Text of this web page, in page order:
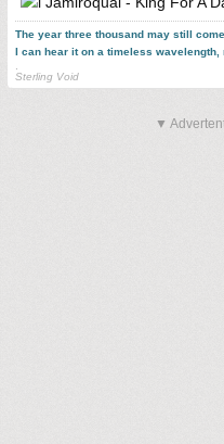
The year three thousand may still
I can hear it on a timeless
Sterling Void
▼